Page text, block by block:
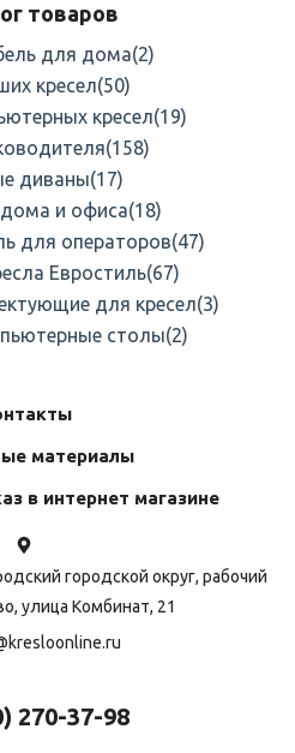
товаров
для дома(2)
кресел(50)
кресел(19)
(158)
диваны(17)
и офиса(18)
для операторов(47)
Евростиль(67)
для кресел(3)
столы(2)
материалы
в интернет магазине
городской округ, рабочий
улица Комбинат, 21
270-37-98